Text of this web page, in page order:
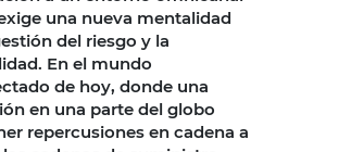
una nueva mentalidad
del riesgo y la
En el mundo
de hoy, donde una
en una parte del globo
repercusiones en cadena a